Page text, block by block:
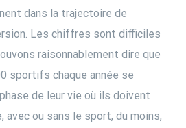
dans la trajectoire de
Les chiffres sont difficiles
raisonnablement dire que
sportifs chaque année se
de leur vie où ils doivent
avec ou sans le sport, du moins,